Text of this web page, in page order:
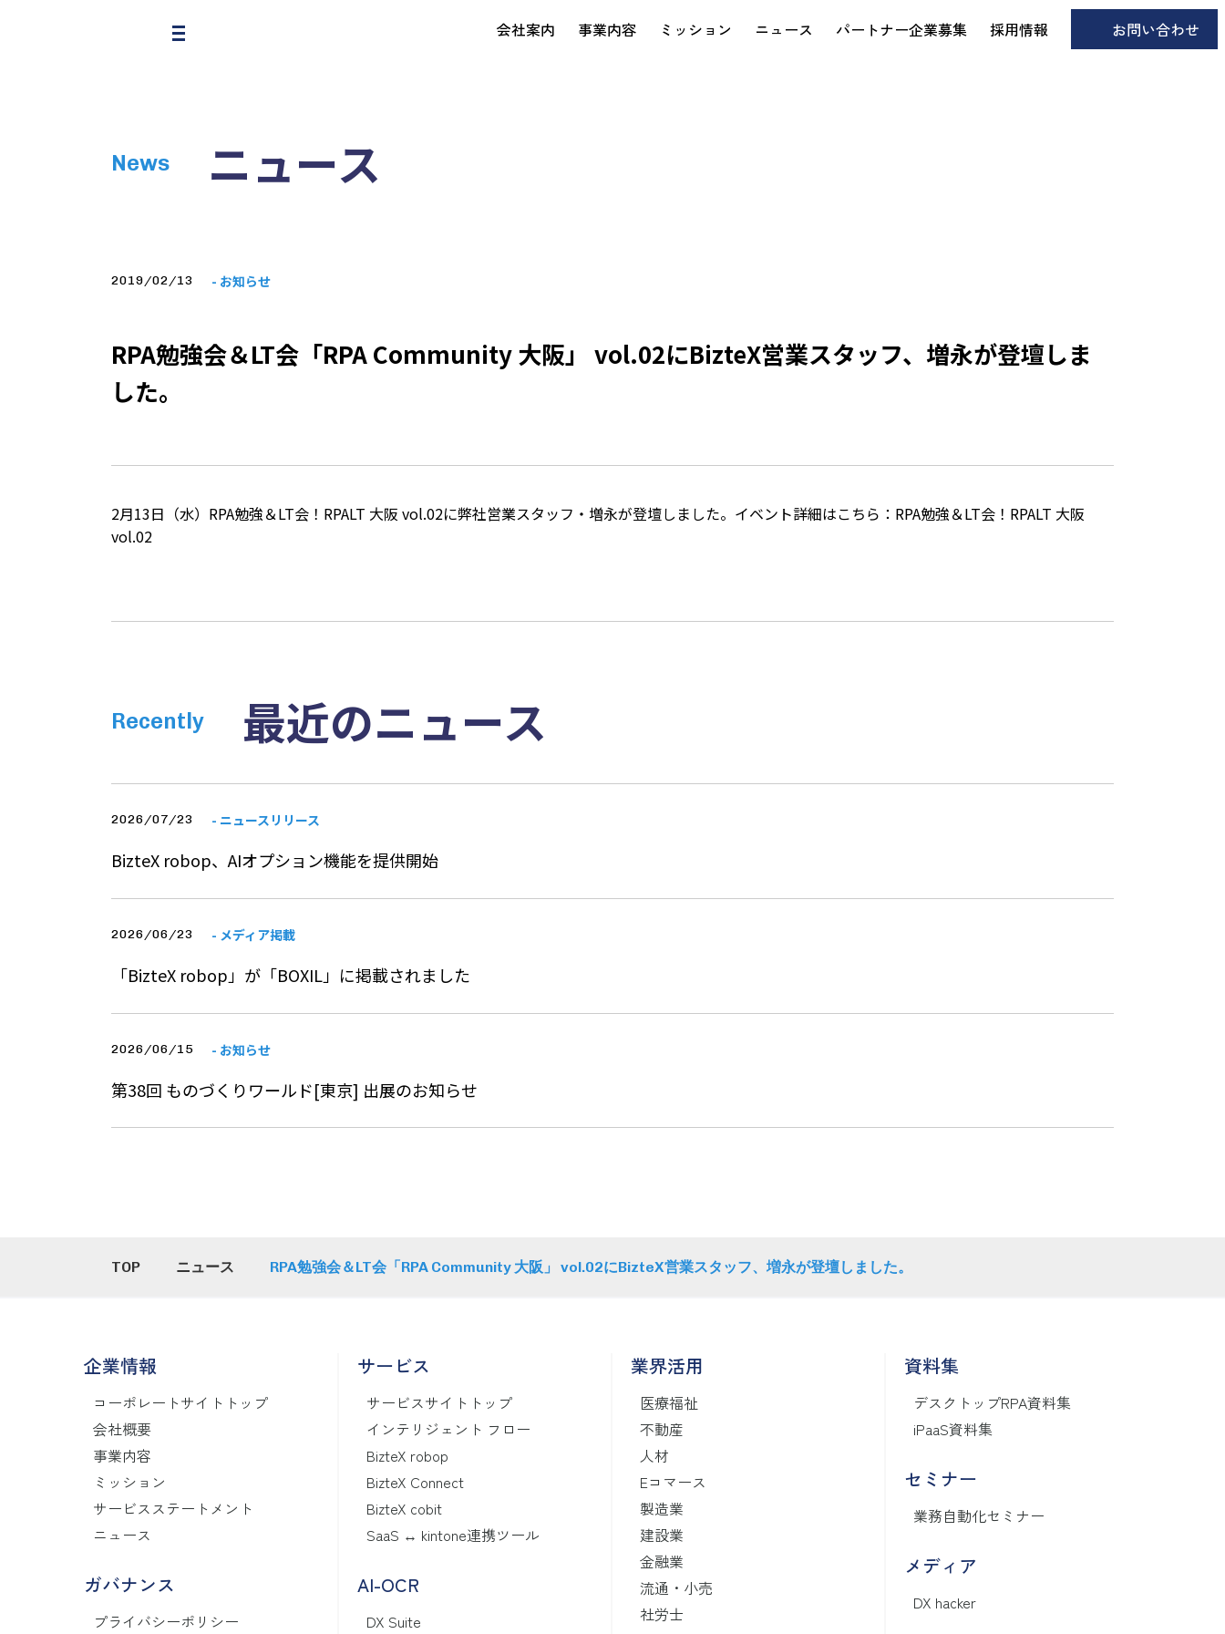
会社案内 事業内容 ミッション ニュース パートナー企業募集 採用情報 お問い合わせ
News ニュース
2019/02/13 - お知らせ
RPA勉強会＆LT会「RPA Community 大阪」 vol.02にBizteX営業スタッフ、増永が登壇しま
した。
2月13日（水）RPA勉強＆LT会！RPALT 大阪 vol.02に弊社営業スタッフ・増永が登壇しました。イベント詳細はこちら： RPA勉強＆LT会！RPALT 大阪
vol.02
Recently 最近のニュース
2026/07/23 - ニュースリリース
BizteX robop、AIオプション機能を提供開始
2026/06/23 - メディア掲載
「BizteX robop」が「BOXIL」に掲載されました
2026/06/15 - お知らせ
第38回 ものづくりワールド[東京] 出展のお知らせ
TOP ニュース RPA勉強会＆LT会「RPA Community 大阪」 vol.02にBizteX営業スタッフ、増永が登壇しました。
企業情報
コーポレートサイトトップ
会社概要
事業内容
ミッション
サービスステートメント
ニュース
ガバナンス
プライバシーポリシー
サービス
サービスサイトトップ
インテリジェント フロー
BizteX robop
BizteX Connect
BizteX cobit
SaaS ↔ kintone連携ツール
AI-OCR
DX Suite
業界活用
医療福祉
不動産
人材
Eコマース
製造業
建設業
金融業
流通・小売
社労士
資料集
デスクトップRPA資料集
iPaaS資料集
セミナー
業務自動化セミナー
メディア
DX hacker